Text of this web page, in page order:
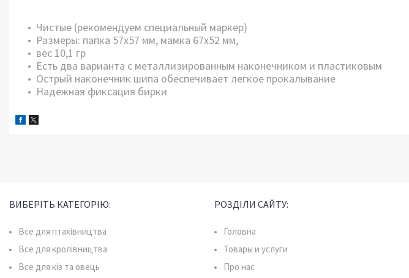
Чистые (рекомендуем специальный маркер)
Размеры: папка 57х57 мм, мамка 67х52 мм,
вес 10,1 гр
Есть два варианта с металлизированным наконечником и пластиковым
Острый наконечник шипа обеспечивает легкое прокалывание
Надежная фиксация бирки
ВИБЕРІТЬ КАТЕГОРІЮ:
Все для птахівництва
Все для кролівництва
Все для кіз та овець
РОЗДІЛИ САЙТУ:
Головна
Товары и услуги
Про нас